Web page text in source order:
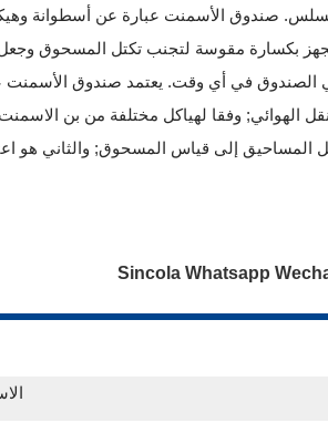
صندوق الأسمنت عبارة عن أسطوانة
بكسارة مقوسة لتجنب تكتل المسحوق
في الصندوق في أي وقت. يعتمد صندوق
وفقا لهياكل مختلفة من بن
المساحيق إلى قياس المسحوق; والثاني هو